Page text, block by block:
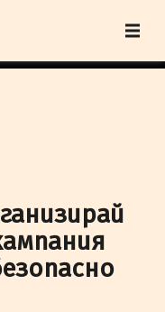
за да осигурим по-
Вашето преживяване.Научи